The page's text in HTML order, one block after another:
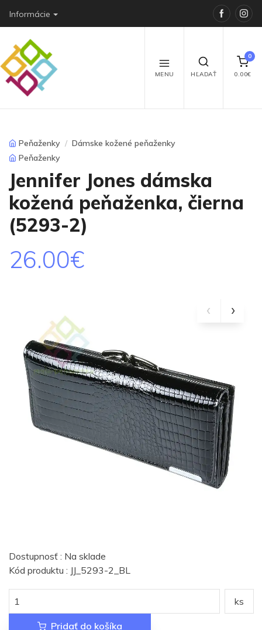
Informácie
MENU HĽADAŤ
0
0.00€
Peňaženky
Dámske kožené peňaženky
Peňaženky
Jennifer Jones dámska
kožená peňaženka, čierna
(5293-2)
26.00€
Dostupnosť : Na sklade
Kód produktu : JJ_5293-2_BL
ks
Pridať do košíka